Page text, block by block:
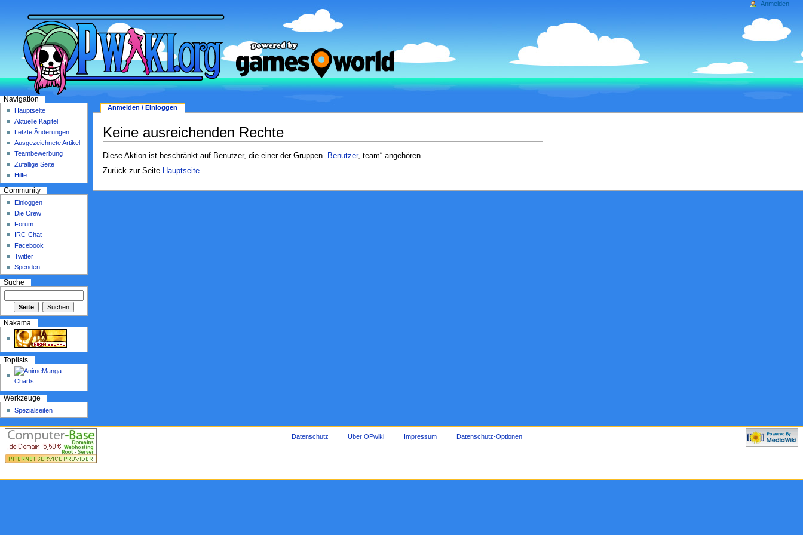
Keine ausreichenden Rechte
Diese Aktion ist beschränkt auf Benutzer, die einer der Gruppen „ Benutzer, team“ angehören.
Zurück zur Seite Hauptseite.
Anmelden / Einloggen
Anmelden
Navigation
Hauptseite
Aktuelle Kapitel
Letzte Änderungen
Ausgezeichnete Artikel
Teambewerbung
Zufällige Seite
Hilfe
Community
Einloggen
Die Crew
Forum
IRC-Chat
Facebook
Twitter
Spenden
Suche
Nakama
Toplists
Werkzeuge
Spezialseiten
Datenschutz Über OPwiki Impressum Datenschutz-Optionen